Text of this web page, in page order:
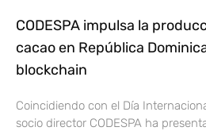
CODESPA impulsa la
cacao en República
blockchain
Coincidiendo con el Día
socio director CODESPA ha